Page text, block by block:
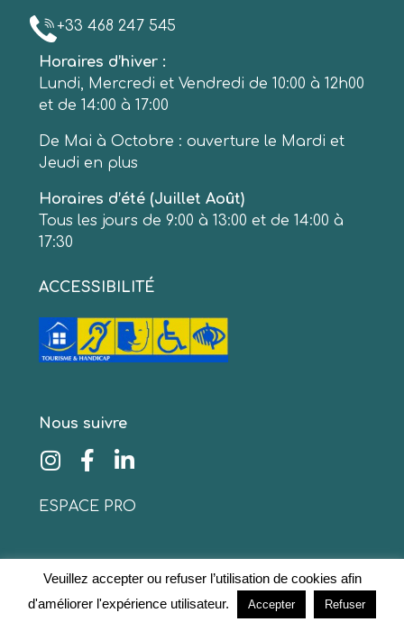
+33 468 247 545
Horaires d’hiver :
Lundi, Mercredi et Vendredi de 10:00 à 12h00
et de 14:00 à 17:00
De Mai à Octobre : ouverture le Mardi et
Jeudi en plus
Horaires d’été (Juillet Août)
Tous les jours de 9:00 à 13:00 et de 14:00 à
17:30
ACCESSIBILITÉ
Nous suivre
ESPACE PRO
© 2020 www.collinescathares.com Tous droits
réservésMentions légales–Protection des données
Veuillez accepter ou refuser l’utilisation de cookies afin
d'améliorer l'expérience utilisateur.
Accepter Refuser